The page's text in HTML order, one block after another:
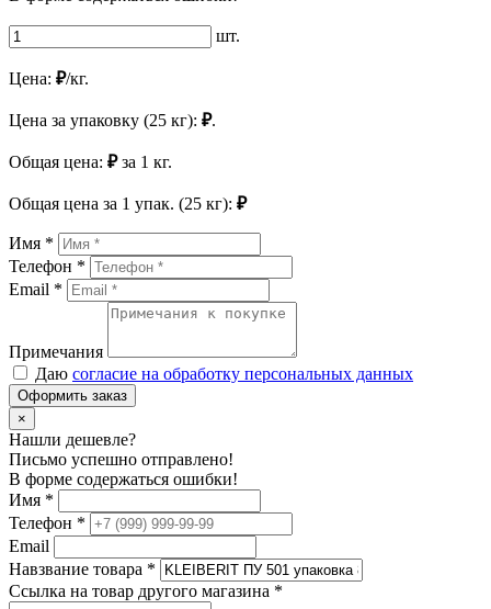
шт.
Цена: ₽/кг.
Цена за упаковку (25 кг): ₽.
Общая цена: ₽за 1 кг.
Общая цена за 1 упак. (25 кг): ₽
Имя *
Телефон *
Email *
Примечания
Даю согласие на обработку персональных данных
Оформить заказ
×
Нашли дешевле?
Письмо успешно отправлено!
В форме содержаться ошибки!
Имя *
Телефон *
Email
Навзвание товара *
Ссылка на товар другого магазина *